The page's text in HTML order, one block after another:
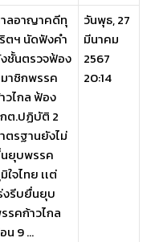
ลอาญาคดีทุ
ตฯ นัดฟังคำ
ชั้นตรวจฟ้อง
าชิกพรรค
วไกล ฟ้อง
ต.ปฏิบัติ 2
ตรฐานยังไม่
ยุบพรรค
ใจไทย เเต่
งรีบยื่นยุบ
รคก้าวไกล
น 9 ...
วันพุธ, 27
มีนาคม
2567
20:14